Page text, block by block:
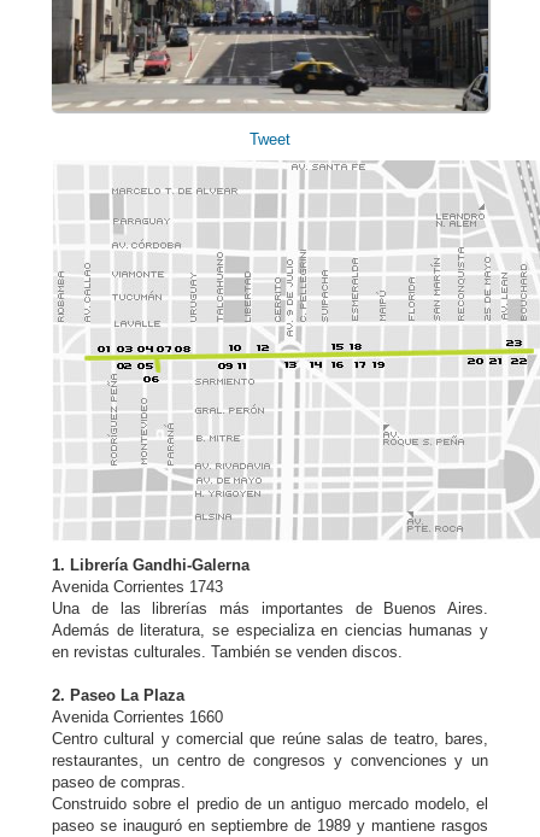
Tweet
1. Librería Gandhi-Galerna
Avenida Corrientes 1743
Una de las librerías más importantes de Buenos Aires.
Además de literatura, se especializa en ciencias humanas y
en revistas culturales. También se venden discos.
2. Paseo La Plaza
Avenida Corrientes 1660
Centro cultural y comercial que reúne salas de teatro, bares,
restaurantes, un centro de congresos y convenciones y un
paseo de compras.
Construido sobre el predio de un antiguo mercado modelo, el
paseo se inauguró en septiembre de 1989 y mantiene rasgos